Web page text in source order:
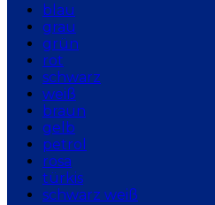
blau
grau
grün
rot
schwarz
weiß
braun
gelb
petrol
rosa
türkis
schwarz weiß